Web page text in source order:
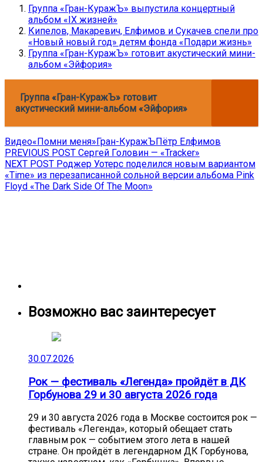
Группа «Гран-КуражЪ» выпустила концертный
альбом «IX жизней»
Кипелов, Макаревич, Елфимов и Сукачев спели про
«Новый новый год» детям фонда «Подари жизнь»
Группа «Гран-КуражЪ» готовит акустический мини-
альбом «Эйфория»
Группа «Гран-КуражЪ» готовит
акустический мини-альбом «Эйфория»
Видео«Помни меня»Гран-КуражЪПётр Елфимов
Навигация
по
записям
PREVIOUS POST Previous
post:
Сергей Головин — «Tracker»
NEXT POST Next
post:
Роджер Уотерс поделился новым вариантом
«Time» из перезаписанной сольной версии альбома Pink
Floyd «The Dark Side Of The Moon»
Возможно вас заинтересует
30.07.2026
Рок — фестиваль «Легенда» пройдёт в ДК
Горбунова 29 и 30 августа 2026 года
29 и 30 августа 2026 года в Москве состоится рок —
фестиваль «Легенда», который обещает стать
главным рок — событием этого лета в нашей
стране. Он пройдёт в легендарном ДК Горбунова,